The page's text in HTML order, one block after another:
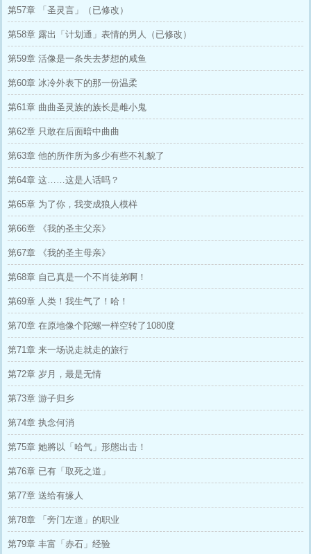
第57章 「圣灵言」（已修改）
第58章 露出「计划通」表情的男人（已修改）
第59章 活像是一条失去梦想的咸鱼
第60章 冰冷外表下的那一份温柔
第61章 曲曲圣灵族的族长是雌小鬼
第62章 只敢在后面暗中曲曲
第63章 他的所作所为多少有些不礼貌了
第64章 这……这是人话吗？
第65章 为了你，我变成狼人模样
第66章 《我的圣主父亲》
第67章 《我的圣主母亲》
第68章 自己真是一个不肖徒弟啊！
第69章 人类！我生气了！哈！
第70章 在原地像个陀螺一样空转了1080度
第71章 来一场说走就走的旅行
第72章 岁月，最是无情
第73章 游子归乡
第74章 执念何消
第75章 她將以「哈气」形態出击！
第76章 已有「取死之道」
第77章 送给有缘人
第78章 「旁门左道」的职业
第79章 丰富「赤石」经验